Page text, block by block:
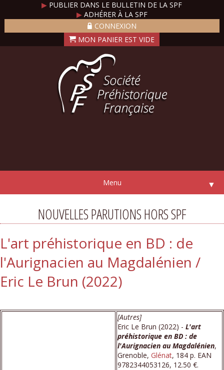
▶ PUBLIER DANS LE BULLETIN DE LA SPF
▶ADHÉRER À LA SPF
CONNEXION
Menu ▼
NOUVELLES PARUTIONS HORS SPF
L'art préhistorique en BD : de
l'Aurignacien au Magdalénien /
Eric Le Brun (2022)
[Autres]
Eric Le Brun (2022) - L'art
préhistorique en BD : de
l'Aurignacien au Magdalénien,
Grenoble, Glénat, 184 p. EAN
9782344053126, 12.50 €.